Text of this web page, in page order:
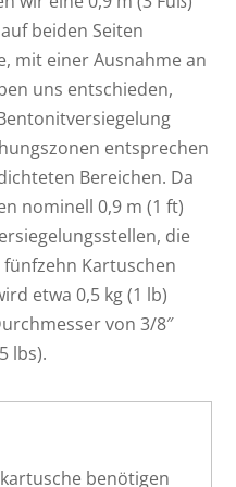
beiden Seiten
mit einer Ausnahme an
uns entschieden,
entsprechen
Bereichen. Da
nominell 0,9 m (1 ft)
die
fünfzehn Kartuschen
etwa 0,5 kg (1 lb)
von 3/8″
lbs).
benötigen